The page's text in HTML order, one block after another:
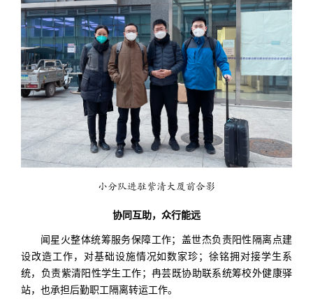
小分队进驻紫清大厦前合影
协同互助，众行能远
闻星火整体统筹服务保障工作；盖世杰负责阳性隔离点建
设改造工作，对基础设施情况如数家珍；徐铭拥对接学生系
统，负责紫清阳性学生工作；冉芸既协助联系统筹校外健康驿
站，也承担后勤职工隔离转运工作。